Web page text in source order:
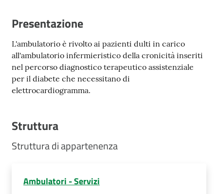
Strutture
territorio
Studiare
Costruiamo
Presentazione
L'ambulatorio è rivolto ai pazienti dulti in carico
all'ambulatorio infermieristico della cronicità inseriti
nel percorso diagnostico terapeutico assistenziale
per il diabete che necessitano di
elettrocardiogramma.
Struttura
Struttura di appartenenza
Ambulatori - Servizi